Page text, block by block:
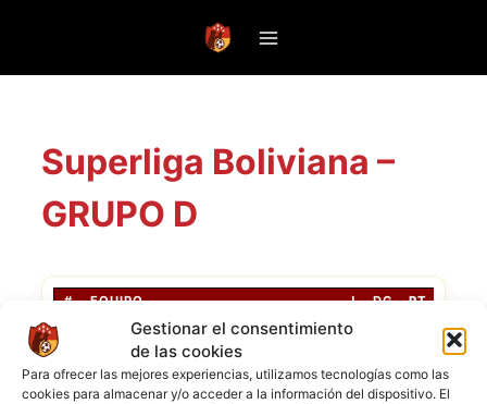
Gestionar el consentimiento
de las cookies
Para ofrecer las mejores experiencias, utilizamos tecnologías como las
cookies para almacenar y/o acceder a la información del dispositivo. El
Superliga Boliviana –
GRUPO D
# EQUIPO J DG PT
Monterrey 2
2 Unificado 2 0 3